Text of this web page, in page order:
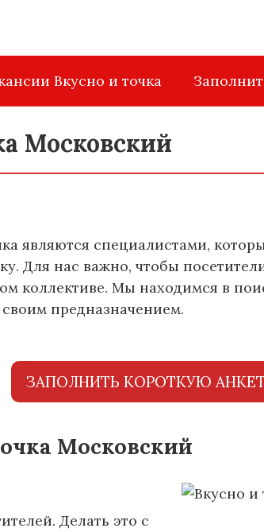
Вкусно и точка
Московский
являются специалистами,
Для нас важно, чтобы
коллективе. Мы находимся в
предназначением.
ЗАПОЛНИТЬ КОРОТКУЮ
Московский
Делать это с